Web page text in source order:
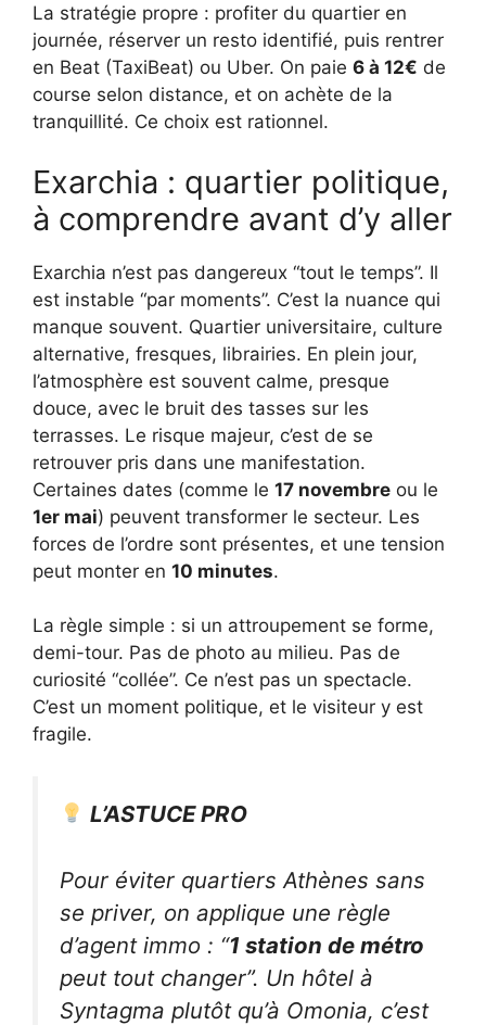
La stratégie propre : profiter du quartier en
journée, réserver un resto identifié, puis rentrer
en Beat (TaxiBeat) ou Uber. On paie 6 à 12€ de
course selon distance, et on achète de la
tranquillité. Ce choix est rationnel.
Exarchia : quartier politique,
à comprendre avant d’y aller
Exarchia n’est pas dangereux “tout le temps”. Il
est instable “par moments”. C’est la nuance qui
manque souvent. Quartier universitaire, culture
alternative, fresques, librairies. En plein jour,
l’atmosphère est souvent calme, presque
douce, avec le bruit des tasses sur les
terrasses. Le risque majeur, c’est de se
retrouver pris dans une manifestation.
Certaines dates (comme le 17 novembre ou le
1er mai) peuvent transformer le secteur. Les
forces de l’ordre sont présentes, et une tension
peut monter en 10 minutes.
La règle simple : si un attroupement se forme,
demi-tour. Pas de photo au milieu. Pas de
curiosité “collée”. Ce n’est pas un spectacle.
C’est un moment politique, et le visiteur y est
fragile.
L’ASTUCE PRO
Pour éviter quartiers Athènes sans
se priver, on applique une règle
d’agent immo : “1 station de métro
peut tout changer”. Un hôtel à
Syntagma plutôt qu’à Omonia, c’est